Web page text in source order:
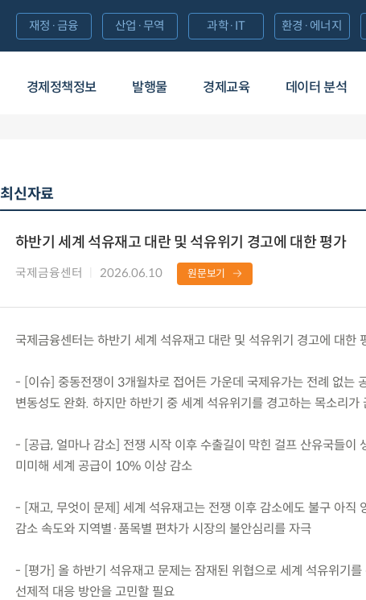
경제정책정보 발행물 경제교육 데이터 분석
재정·금융 산업·무역 과학·IT 환경·에너지
최신자료
하반기 세계 석유재고 대란 및 석유위기 경고에 대한 평가
국제금융센터 2026.06.10 원문보기
국제금융센터는 하반기 세계 석유재고 대란 및 석유위기 경고에 대한
- [이슈] 중동전쟁이 3개월차로 접어든 가운데 국제유가는 전례 없는
변동성도 완화. 하지만 하반기 중 세계 석유위기를 경고하는 목소리
- [공급, 얼마나 감소] 전쟁 시작 이후 수출길이 막힌 걸프 산유국들이
미미해 세계 공급이 10% 이상 감소
- [재고, 무엇이 문제] 세계 석유재고는 전쟁 이후 감소에도 불구 아직
감소 속도와 지역별·품목별 편차가 시장의 불안심리를 자극
- [평가] 올 하반기 석유재고 문제는 잠재된 위협으로 세계 석유위기
선제적 대응 방안을 고민할 필요